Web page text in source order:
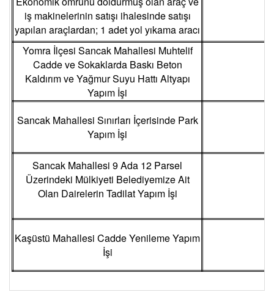
iş makinelerinin satışı ihalesinde satışı
yapılan araçlardan; 1 adet yol yıkama aracı
Yomra İlçesi Sancak Mahallesi Muhtelif
Cadde ve Sokaklarda Baskı Beton
Kaldırım ve Yağmur Suyu Hattı Altyapı
Yapım İşi
Sancak Mahallesi Sınırları İçerisinde Park
Yapım İşi
Sancak Mahallesi 9 Ada 12 Parsel
Üzerindeki Mülkiyeti Belediyemize Ait
Olan Dairelerin Tadilat Yapım İşi
Kaşüstü Mahallesi Cadde Yenileme Yapım
İşi